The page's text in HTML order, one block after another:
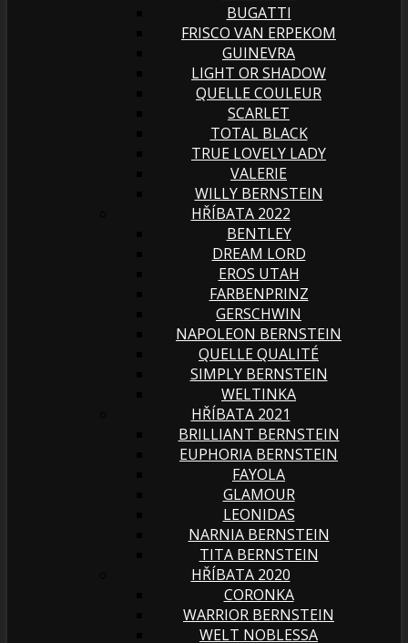
BUGATTI
FRISCO VAN ERPEKOM
GUINEVRA
LIGHT OR SHADOW
QUELLE COULEUR
SCARLET
TOTAL BLACK
TRUE LOVELY LADY
VALERIE
WILLY BERNSTEIN
HŘÍBATA 2022
BENTLEY
DREAM LORD
EROS UTAH
FARBENPRINZ
GERSCHWIN
NAPOLEON BERNSTEIN
QUELLE QUALITÉ
SIMPLY BERNSTEIN
WELTINKA
HŘÍBATA 2021
BRILLIANT BERNSTEIN
EUPHORIA BERNSTEIN
FAYOLA
GLAMOUR
LEONIDAS
NARNIA BERNSTEIN
TITA BERNSTEIN
HŘÍBATA 2020
CORONKA
WARRIOR BERNSTEIN
WELT NOBLESSA